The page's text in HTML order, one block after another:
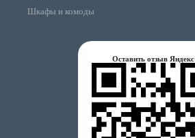
Шкафы и комоды
Оставить отзыв Яндекс